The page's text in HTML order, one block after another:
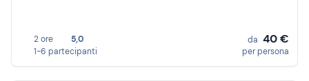
2 ore
5,0
1-6 partecipanti
da 40 €
per persona